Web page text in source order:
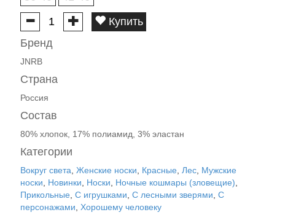
Купить
Бренд
JNRB
Страна
Россия
Состав
80% хлопок, 17% полиамид, 3% эластан
Категории
Вокруг света Женские носки Красные Лес Мужские
носки
Новинки Носки Ночные кошмары (зловещие)
Прикольные С игрушками С лесными зверями С
персонажами
Хорошему человеку